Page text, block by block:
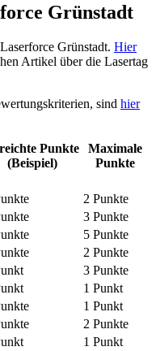
Grünstadt
Grünstadt. Hier
Artikel über die Lasertag
sind hier
Punkte
(Beispiel)
Maximale
Punkte
2 Punkte
3 Punkte
5 Punkte
2 Punkte
3 Punkte
1 Punkt
1 Punkt
2 Punkte
1 Punkt